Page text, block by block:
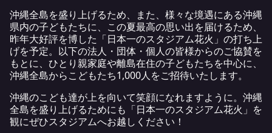
沖縄全島を盛り上げるため、また、様々な境遇にある沖縄
県内の子どもたちに、この夏最高の思い出を届けるため、
昨年大好評を博した「日本一のスタジアム花火」の打ち上
げを予定。以下の法人・団体・個人の皆様からのご協賛を
もとに、ひとり親家庭や離島在住の子どもたちを中心に、
沖縄全島からこどもたち1,000人をご招待いたします。
沖縄のこども達が上を向いて笑顔になれますように。沖縄
全島を盛り上げるためにも「日本一のスタジアム花火」を
観にぜひスタジアムへお越しください！